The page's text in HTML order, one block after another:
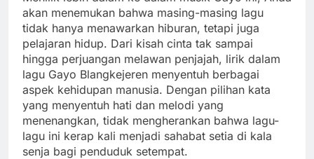
akan menemukan bahwa masing-masing lagu
tidak hanya menawarkan hiburan, tetapi juga
pelajaran hidup. Dari kisah cinta tak sampai
hingga perjuangan melawan penjajah, lirik dalam
lagu Gayo Blangkejeren menyentuh berbagai
aspek kehidupan manusia. Dengan pilihan kata
yang menyentuh hati dan melodi yang
menenangkan, tidak mengherankan bahwa lagu-
lagu ini kerap kali menjadi sahabat setia di kala
senja bagi penduduk setempat.